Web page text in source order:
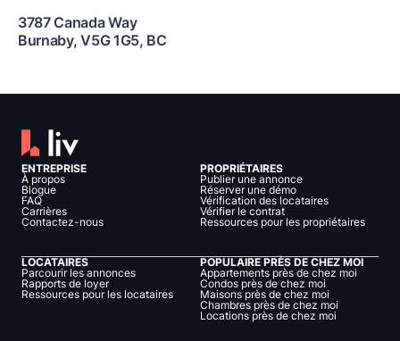
3787 Canada Way
Burnaby,V5G 1G5, BC
ENTREPRISE
À propos
Blogue
FAQ
Carrières
Contactez-nous
PROPRIÉTAIRES
Publier une annonce
Réserver une démo
Vérification des locataires
Vérifier le contrat
Ressources pour les propriétaires
LOCATAIRES
Parcourir les annonces
Rapports de loyer
Ressources pour les locataires
POPULAIRE PRÈS DE CHEZ MOI
Appartements près de chez moi
Condos près de chez moi
Maisons près de chez moi
Chambres près de chez moi
Locations près de chez moi